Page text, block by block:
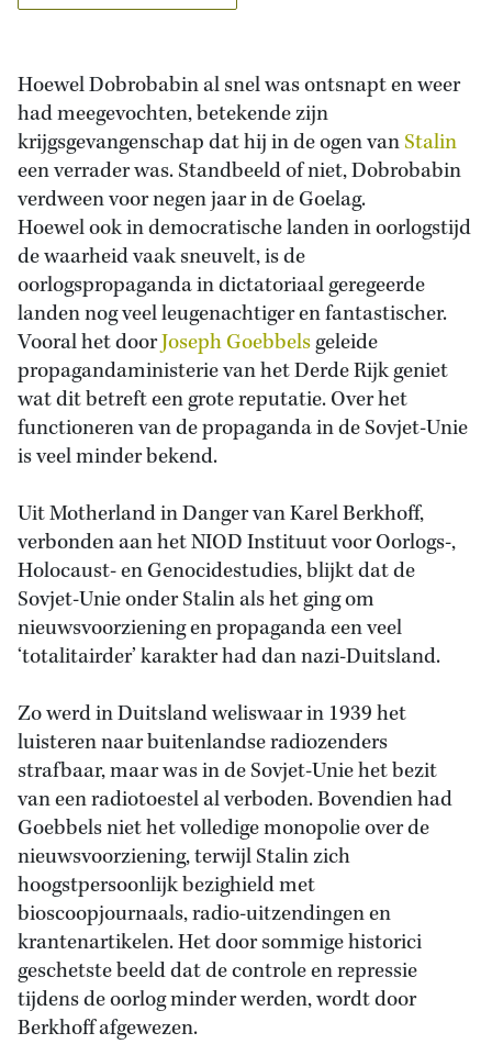
Hoewel Dobrobabin al snel was ontsnapt en weer
had meegevochten, betekende zijn
krijgsgevangenschap dat hij in de ogen vanStalin
een verrader was. Standbeeld of niet, Dobrobabin
verdween voor negen jaar in de Goelag.
Hoewel ook in democratische landen in oorlogstijd
de waarheid vaak sneuvelt, is de
oorlogspropaganda in dictatoriaal geregeerde
landen nog veel leugenachtiger en fantastischer.
Vooral het doorJoseph Goebbelsgeleide
propagandaministerie van het Derde Rijk geniet
wat dit betreft een grote reputatie. Over het
functioneren van de propaganda in de Sovjet-Unie
is veel minder bekend.
Uit Motherland in Danger van Karel Berkhoff,
verbonden aan het NIOD Instituut voor Oorlogs-,
Holocaust- en Genocidestudies, blijkt dat de
Sovjet-Unie onder Stalin als het ging om
nieuwsvoorziening en propaganda een veel
‘totalitairder’ karakter had dan nazi-Duitsland.
Zo werd in Duitsland weliswaar in 1939 het
luisteren naar buitenlandse radiozenders
strafbaar, maar was in de Sovjet-Unie het bezit
van een radiotoestel al verboden. Bovendien had
Goebbels niet het volledige monopolie over de
nieuwsvoorziening, terwijl Stalin zich
hoogstpersoonlijk bezighield met
bioscoopjournaals, radio-uitzendingen en
krantenartikelen. Het door sommige historici
geschetste beeld dat de controle en repressie
tijdens de oorlog minder werden, wordt door
Berkhoff afgewezen.